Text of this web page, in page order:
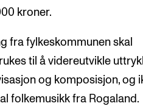
kroner.
fra fylkeskommunen skal
til å videreutvikle
og komposisjon, og
folkemusikk fra Rogaland.